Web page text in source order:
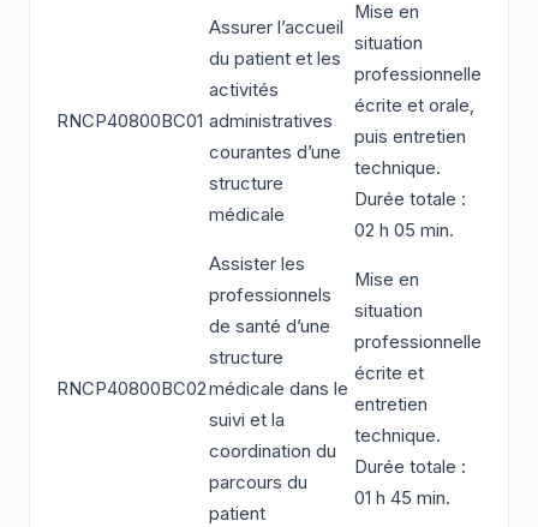
RNCP40800BC01
Assurer l’accueil
du patient et les
activités
administratives
courantes d’une
structure
médicale
Mise en
situation
professionnelle
écrite et orale,
puis entretien
technique.
Durée totale :
02 h 05 min.
RNCP40800BC02
Assister les
professionnels
de santé d’une
structure
médicale dans le
suivi et la
coordination du
parcours du
patient
Mise en
situation
professionnelle
écrite et
entretien
technique.
Durée totale :
01 h 45 min.